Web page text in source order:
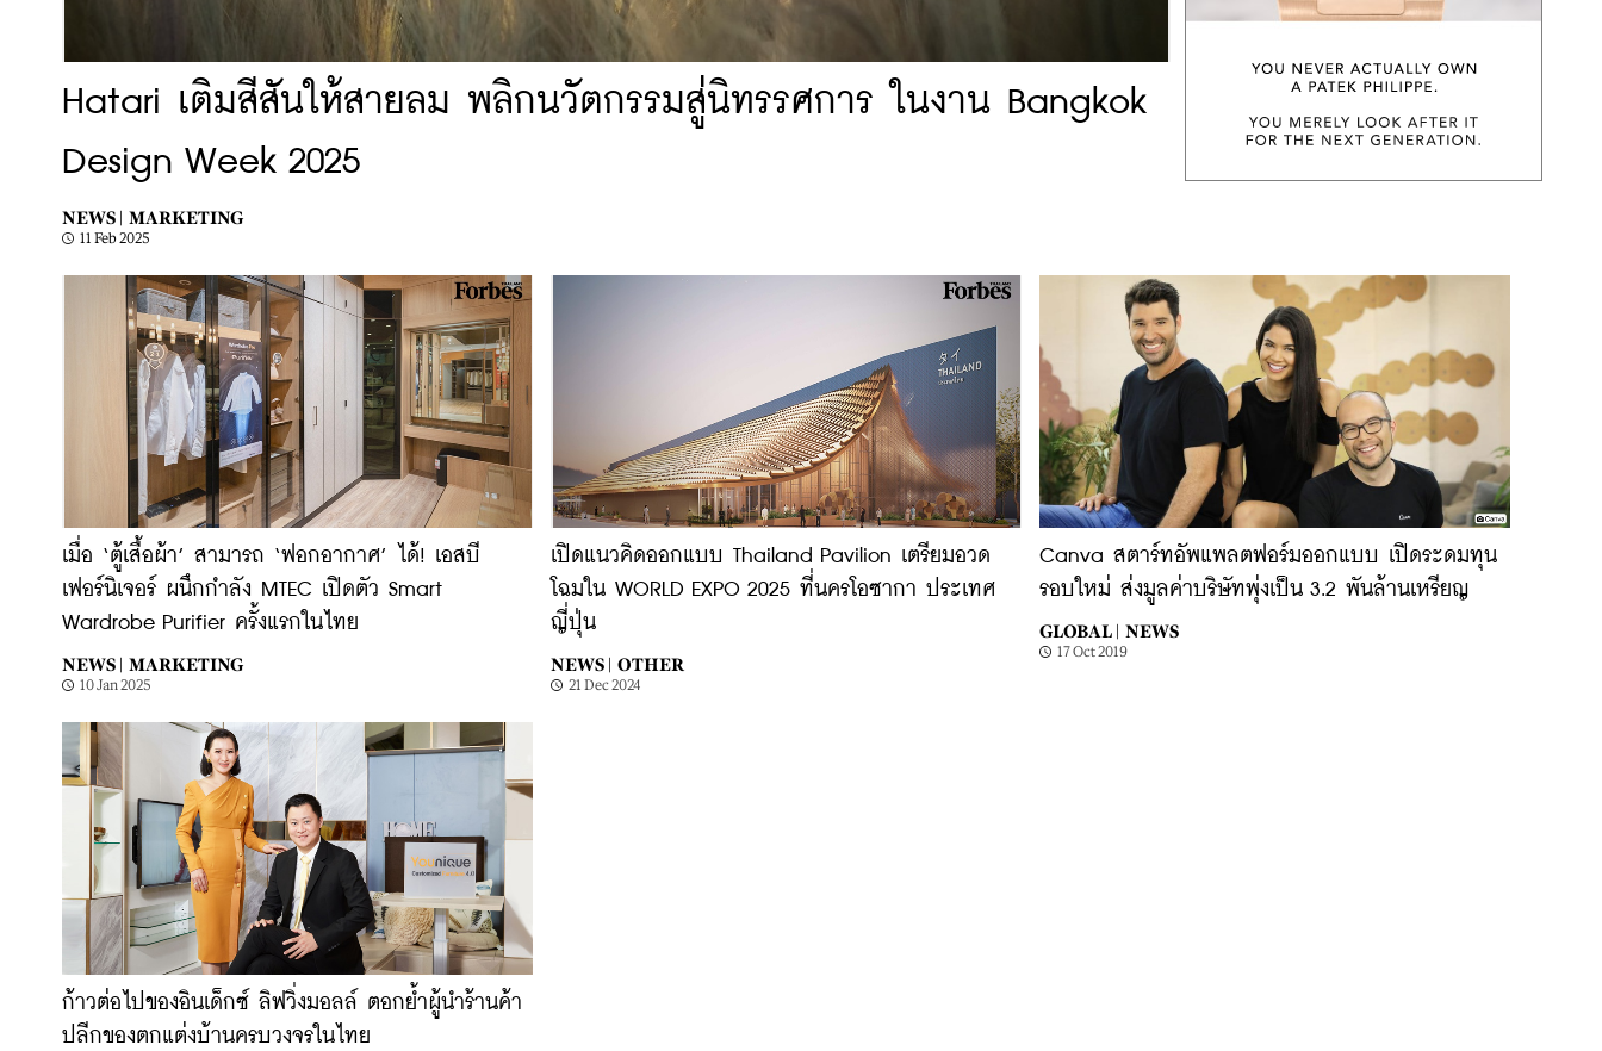
Hatari เติมสีสันให้สายลม พลิกนวัตกรรมสู่นิทรรศการ ในงาน Bangkok
Design Week 2025
NEWS | MARKETING
11 Feb 2025
เมื่อ ‘ตู้เสื้อผ้า’ สามารถ ‘ฟอกอากาศ’ ได้! เอสบี
เฟอร์นิเจอร์ ผนึกกำลัง MTEC เปิดตัว Smart
Wardrobe Purifier ครั้งแรกในไทย
NEWS | MARKETING
10 Jan 2025
เปิดแนวคิดออกแบบ Thailand Pavilion เตรียมอวด
โฉมใน WORLD EXPO 2025 ที่นครโอซากา ประเทศ
ญี่ปุ่น
NEWS | OTHER
21 Dec 2024
Canva สตาร์ทอัพแพลตฟอร์มออกแบบ เปิดระดมทุน
รอบใหม่ ส่งมูลค่าบริษัทพุ่งเป็น 3.2 พันล้านเหรียญ
GLOBAL | NEWS
17 Oct 2019
ก้าวต่อไปของอินเด็กซ์ ลิฟวิ่งมอลล์ ตอกย้ำผู้นําร้านค้า
ปลีกของตกแต่งบ้านครบวงจรในไทย